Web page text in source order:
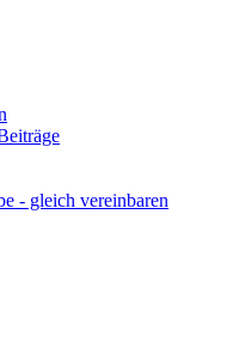
- gleich vereinbaren